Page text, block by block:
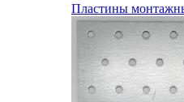
Пластины